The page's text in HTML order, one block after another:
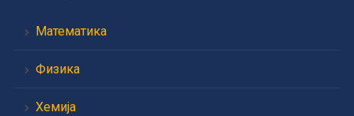
Математика
Физика
Хемија